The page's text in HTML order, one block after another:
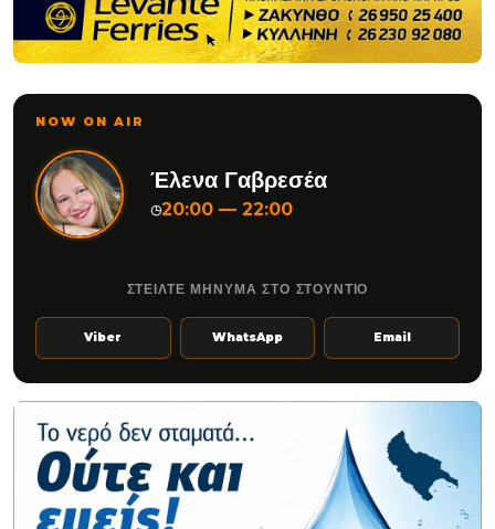
NOW ON AIR
Έλενα Γαβρεσέα
◷20:00 — 22:00
ΣΤΕΙΛΤΕ ΜΗΝΥΜΑ ΣΤΟ ΣΤΟΥΝΤΙΟ
Viber WhatsApp Email